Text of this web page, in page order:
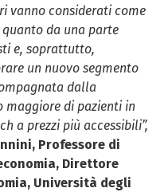
vanno considerati come
quanto da una parte
e, soprattutto,
un nuovo segmento
dalla
maggiore di pazienti in
a prezzi più accessibili”,
Professore di
Direttore
Università degli